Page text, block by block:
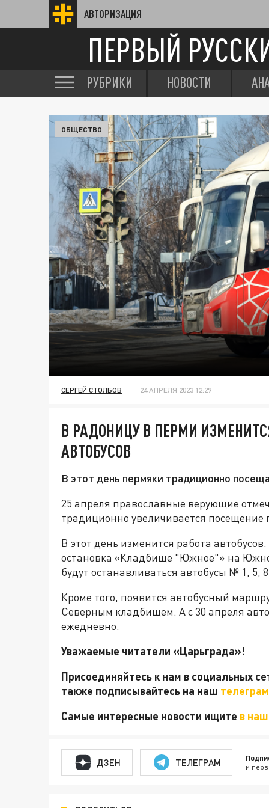
АВТОРИЗАЦИЯ
ПЕРВЫЙ
РУБРИКИ НОВОСТИ
ОБЩЕСТВО
СЕРГЕЙ СТОЛБОВ 24 АПРЕЛЯ 2023 12:29
В РАДОНИЦУ В ПЕРМИ
АВТОБУСОВ
В этот день пермяки традиционно
25 апреля православные верующие
традиционно увеличивается посещение
В этот день изменится работа
остановка «Кладбище "Южное"» на
будут останавливаться автобусы № 1, 5,
Кроме того, появится автобусный
Северным кладбищем. А с 30 апреля
ежедневно.
Уважаемые читатели «Царьграда»!
Присоединяйтесь к нам в социальных
также подписывайтесь на наш
Самые интересные новости ищите в
ДЗЕН ТЕЛЕГРАМ и